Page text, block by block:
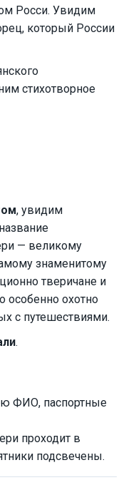
Росси. Увидим
который России
стихотворное
, увидим
— великому
знаменитому
тверичане и
особенно охотно
с путешествиями.
.
ФИО, паспортные
проходит в
подсвечены.